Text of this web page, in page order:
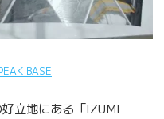
BASE
立地にある「IZUMI